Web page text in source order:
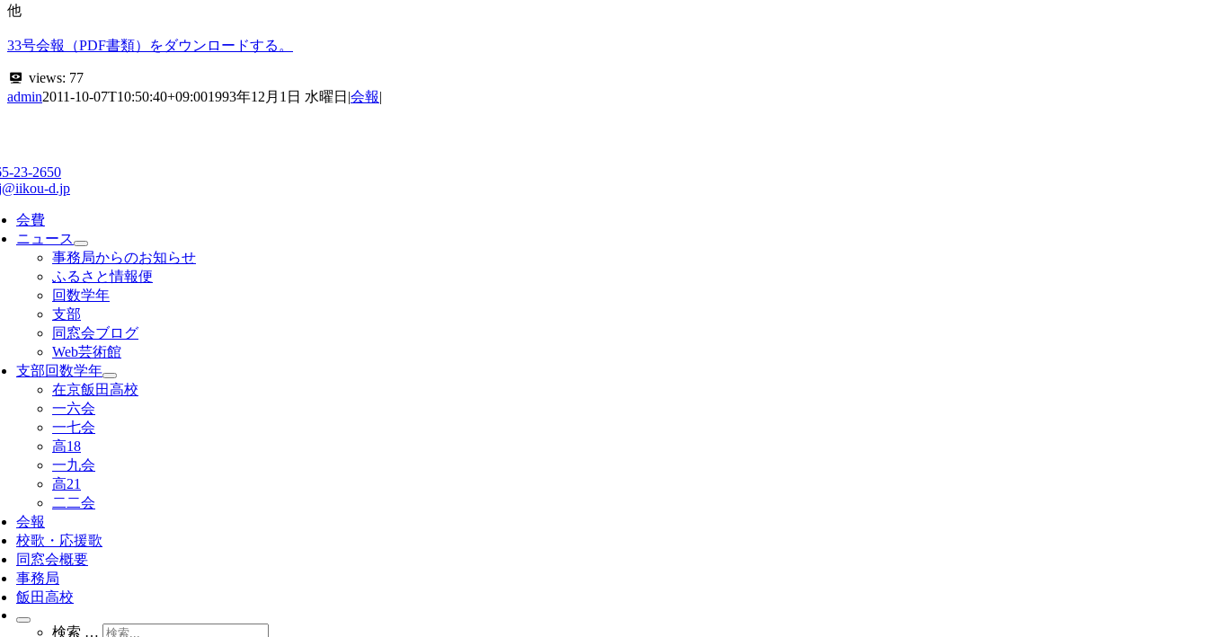
他
33号会報（PDF書類）をダウンロードする。
views: 77
admin2011-10-07T10:50:40+09:001993年12月1日 水曜日 |会報|
23-2650
d.jp
会費
ニュース
事務局からのお知らせ
ふるさと情報便
回数学年
支部
同窓会ブログ
Web芸術館
支部回数学年
在京飯田高校
一六会
一七会
高18
一九会
高21
二二会
会報
校歌・応援歌
同窓会概要
事務局
飯田高校
検索 …